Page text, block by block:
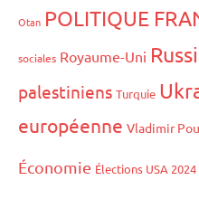
Otan POLITIQUE
sociales Royaume-Uni
palestiniens Turquie
européenne Vladimir
Économie Élections USA 2024